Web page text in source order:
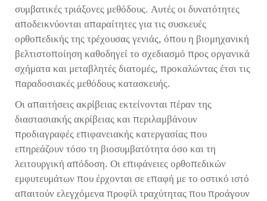
συμβατικές τριάξονες μεθόδους. Αυτές οι δυνατότητες
αποδεικνύονται απαραίτητες για τις συσκευές
ορθοπεδικής της τρέχουσας γενιάς, όπου η βιομηχανική
βελτιστοποίηση καθοδηγεί το σχεδιασμό προς οργανικά
σχήματα και μεταβλητές διατομές, προκαλώντας έτσι τις
παραδοσιακές μεθόδους κατασκευής.
Οι απαιτήσεις ακρίβειας εκτείνονται πέραν της
διαστασιακής ακρίβειας και περιλαμβάνουν
προδιαγραφές επιφανειακής κατεργασίας που
επηρεάζουν τόσο τη βιοσυμβατότητα όσο και τη
λειτουργική απόδοση. Οι επιφάνειες ορθοπεδικών
εμφυτευμάτων που έρχονται σε επαφή με το οστικό ιστό
απαιτούν ελεγχόμενα προφίλ τραχύτητας που προάγουν